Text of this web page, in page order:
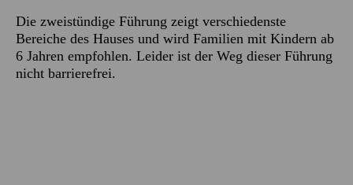
Die zweistündige Führung zeigt verschiedenste
Bereiche des Hauses und wird Familien mit Kindern ab
6 Jahren empfohlen. Leider ist der Weg dieser Führung
nicht barrierefrei.